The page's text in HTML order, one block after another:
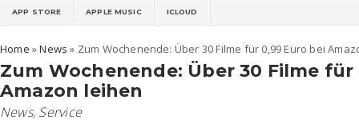
APP STORE APPLE MUSIC ICLOUD
Home »News » Zum Wochenende: Über 30 Filme für 0,99 Euro bei
Zum Wochenende: Über 30 Filme für
Amazon leihen
News, Service